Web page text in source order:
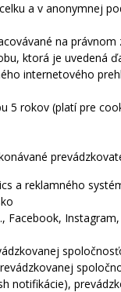
a v anonymnej
na
ktorá je uvedená
internetového
5 rokov (platí pre
a reklamného
Facebook,
notifikácie),